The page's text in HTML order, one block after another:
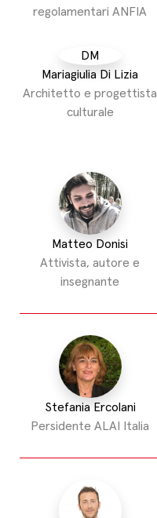
regolamentari ANFIA
DM
Mariagiulia Di Lizia
Architetto e progettista
culturale
Matteo Donisi
Attivista, autore e
insegnante
Stefania Ercolani
Persidente ALAI Italia